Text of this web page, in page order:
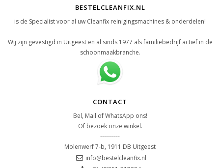
BESTELCLEANFIX.NL
is de Specialist voor al uw Cleanfix reinigingsmachines & onderdelen!
Wij zijn gevestigd in Uitgeest en al sinds 1977 als familiebedrijf actief in de
schoonmaakbranche.
CONTACT
Bel, Mail of WhatsApp ons!
Of bezoek onze winkel.
----------
Molenwerf 7-b, 1911 DB Uitgeest
info@bestelcleanfix.nl